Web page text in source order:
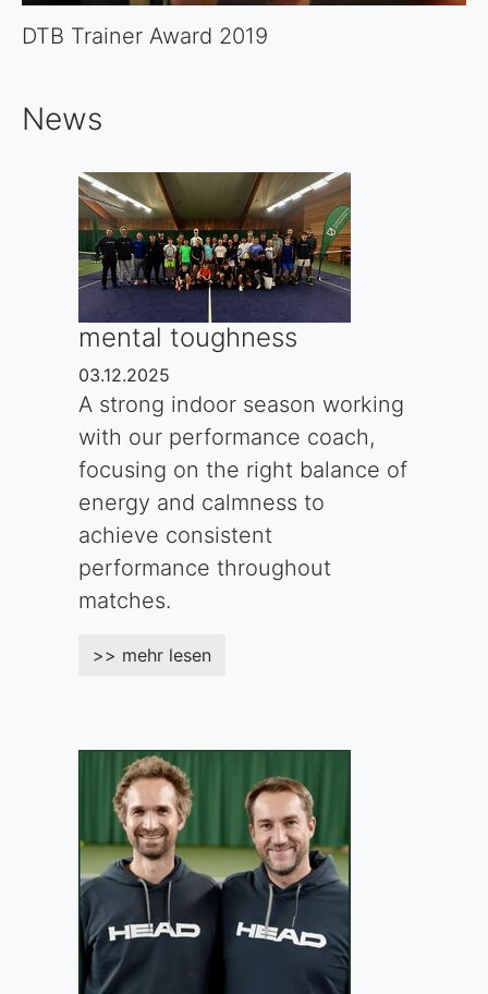
DTB Trainer Award 2019
News
mental toughness
03.12.2025
A strong indoor season working
with our performance coach,
focusing on the right balance of
energy and calmness to
achieve consistent
performance throughout
matches.
>> mehr lesen